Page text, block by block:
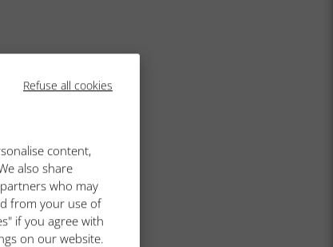
Refuse all cookies
content,
also share
who may
from your use of
if you agree with
on our website.